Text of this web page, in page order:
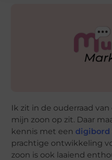
Ik zit in de ouderraad
mijn zoon op zit. Daar
kennis met een digibord
prachtige ontwikkeling
zoon is ook laaiend